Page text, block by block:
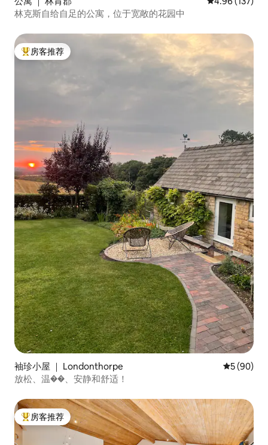
林克斯自给自足的公寓，位于宽敞的花园中
热门「房客推荐」
房客推荐
袖珍小屋 ｜ Londonthorpe 平均评分
5 (90)
放松、温��、安静和舒适！
热门「房客推荐」
房客推荐